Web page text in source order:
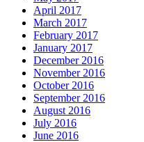
April 2017
March 2017
February 2017
January 2017
December 2016
November 2016
October 2016
September 2016
August 2016
July 2016
June 2016